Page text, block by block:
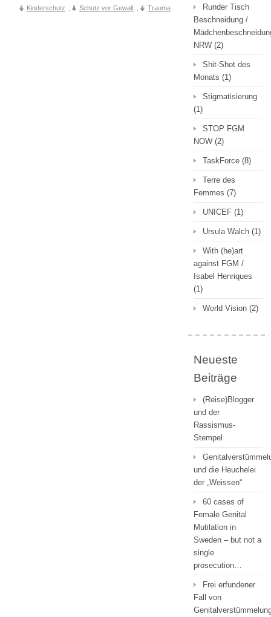
Kinderschutz , Schutz vor Gewalt , Trauma
Runder Tisch
Beschneidung /
NRW (2)
Shit-Shot des
Monats (1)
Stigmatisierung
(1)
STOP FGM
NOW (2)
TaskForce (8)
Terre des
Femmes (7)
UNICEF (1)
Ursula Walch (1)
With (he)art
against FGM /
Isabel Henriques
(1)
World Vision (2)
Neueste
Beiträge
(Reise)Blogger
und der
Rassismus-
Stempel
und die Heuchelei
der „Weissen“
60 cases of
Female Genital
Mutilation in
Sweden – but not a
single
prosecution…
Frei erfundener
Fall von